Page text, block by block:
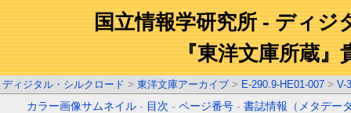
国立情報学研究所 - ディジ
『東洋文庫所蔵』
ディジタル・シルクロード > 東洋文庫アーカイブ > E-290.9-HE01-007 > V-3
カラー画像サムネイル - 目次 -ページ番号 -書誌情報（メタデー